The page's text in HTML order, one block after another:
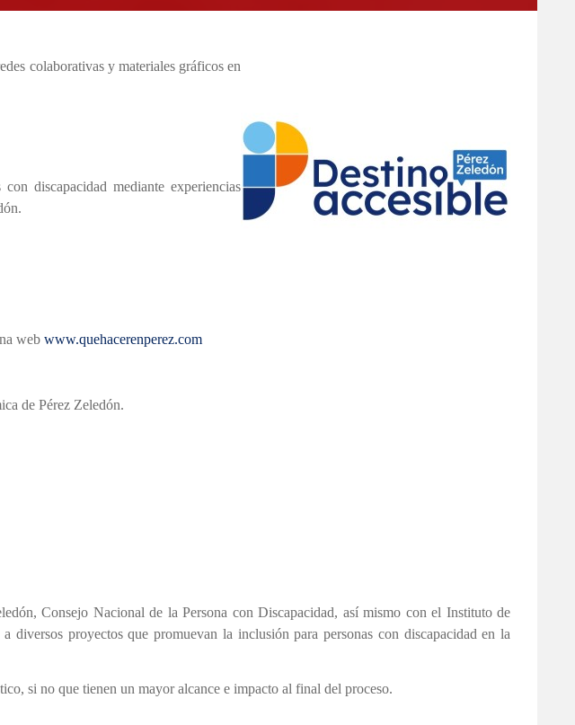
colaborativas y materiales gráficos en
discapacidad mediante experiencias
web www.quehacerenperez.com
de Pérez Zeledón.
Consejo Nacional de la Persona con Discapacidad, así mismo con el Instituto de
proyectos que promuevan la inclusión para personas con discapacidad en la
si no que tienen un mayor alcance e impacto al final del proceso.